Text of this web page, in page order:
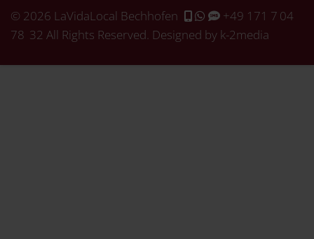
© 2026 LaVidaLocal Bechhofen
+49 171 7 04
78 32 All Rights Reserved. Designed by k-2media